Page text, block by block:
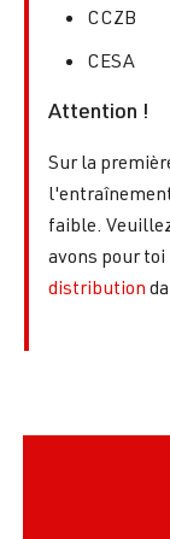
CCZB
CESA
Attention !
Sur la
faible.
avons pour toi
distribution